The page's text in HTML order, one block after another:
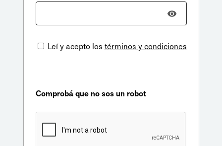
Leí y acepto los términos y condiciones
Comprobá que no sos un robot